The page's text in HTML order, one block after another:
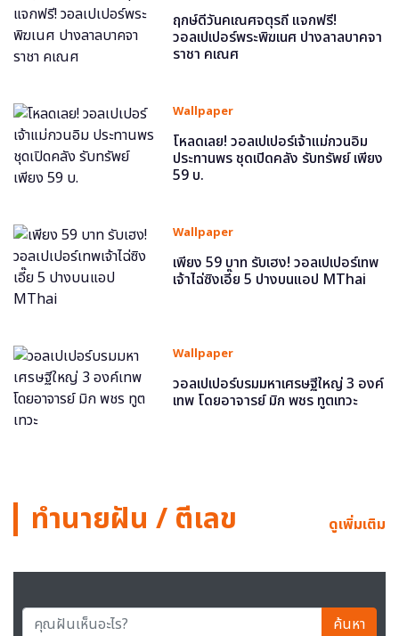
ฤกษ์ดีวันคเณศจตุรถี แจกฟรี!
วอลเปเปอร์พระพิฆเนศ ปางลาลบาคจา
ราชา คเณศ
Wallpaper
โหลดเลย! วอลเปเปอร์เจ้าแม่กวนอิม
ประทานพร ชุดเปิดคลัง รับทรัพย์ เพียง
59 บ.
Wallpaper
เพียง 59 บาท รับเฮง! วอลเปเปอร์เทพ
เจ้าไฉ่ซิงเอี๊ย 5 ปางบนแอป MThai
Wallpaper
วอลเปเปอร์บรมมหาเศรษฐีใหญ่ 3 องค์
เทพ โดยอาจารย์ มิก พชร ทูตเทวะ
ทำนายฝัน / ตีเลข ดูเพิ่มเติม
ค้นหา